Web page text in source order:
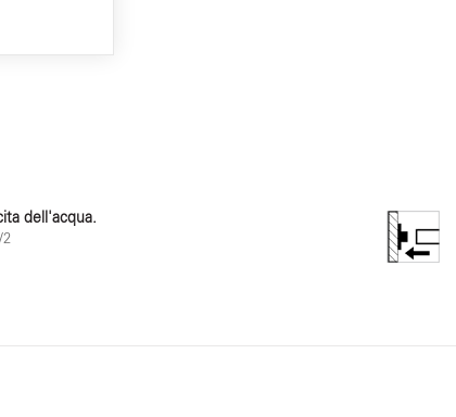
dell'acqua.
2